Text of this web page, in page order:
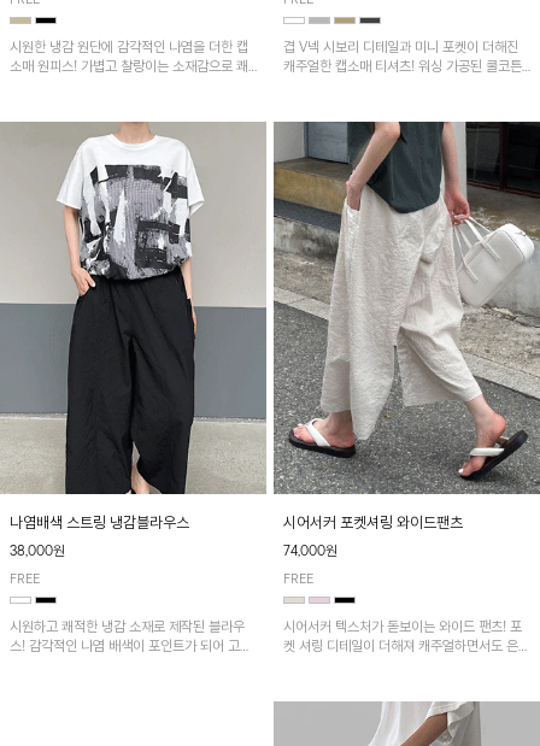
시원한 냉감 원단에 감각적인 나염을 더한 캡
소매 원피스! 가볍고 찰랑이는 소재감으로 쾌
겹 V넥 시보리 디테일과 미니 포켓이 더해진
캐주얼한 캡소매 티셔츠! 워싱 가공된 쿨코튼
나염배색 스트링 냉감블라우스
38,000원
FREE
시원하고 쾌적한 냉감 소재로 제작된 블라우
스! 감각적인 나염 배색이 포인트가 되어 고급
시어서커 포켓셔링 와이드팬츠
74,000원
FREE
시어서커 텍스처가 돋보이는 와이드 팬츠! 포
켓 셔링 디테일이 더해져 캐주얼하면서도 은은
다. 가볍고 쾌적한 착용감으로 여름철 데일리
아이템으로 활용하기 좋아요~